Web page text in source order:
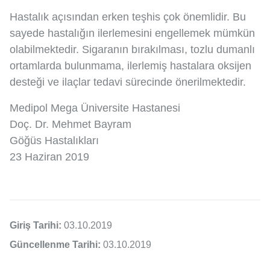
Hastalık açısından erken teşhis çok önemlidir. Bu
sayede hastalığın ilerlemesini engellemek mümkün
olabilmektedir. Sigaranın bırakılması, tozlu dumanlı
ortamlarda bulunmama, ilerlemiş hastalara oksijen
desteği ve ilaçlar tedavi sürecinde önerilmektedir.
Medipol Mega Üniversite Hastanesi
Doç. Dr. Mehmet Bayram
Göğüs Hastalıkları
23 Haziran 2019
Giriş Tarihi: 03.10.2019
Güncellenme Tarihi: 03.10.2019